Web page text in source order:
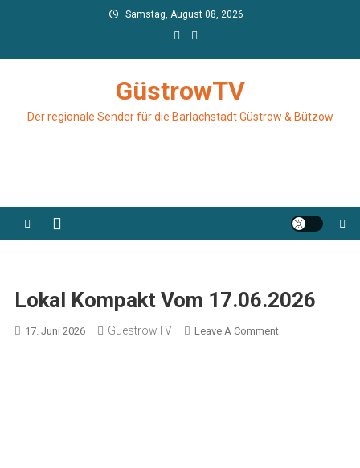
Samstag, August 08, 2026
GüstrowTV
Der regionale Sender für die Barlachstadt Güstrow & Bützow
Lokal Kompakt Vom 17.06.2026
17. Juni 2026 GuestrowTV Leave A CommentOn